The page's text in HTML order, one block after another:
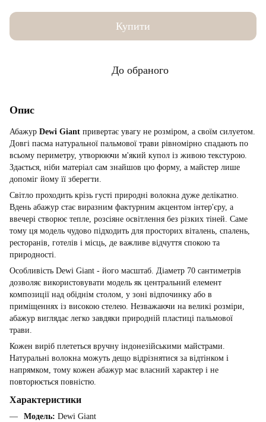
Купити
До обраного
Опис
Абажур Dewi Giant привертає увагу не розміром, а своїм силуетом.
Довгі пасма натуральної пальмової трави рівномірно спадають по
всьому периметру, утворюючи м'який купол із живою текстурою.
Здається, ніби матеріал сам знайшов цю форму, а майстер лише
допоміг йому її зберегти.
Світло проходить крізь густі природні волокна дуже делікатно.
Вдень абажур стає виразним фактурним акцентом інтер'єру, а
ввечері створює тепле, розсіяне освітлення без різких тіней. Саме
тому ця модель чудово підходить для просторих віталень, спалень,
ресторанів, готелів і місць, де важливе відчуття спокою та
природності.
Особливість Dewi Giant - його масштаб. Діаметр 70 сантиметрів
дозволяє використовувати модель як центральний елемент
композиції над обіднім столом, у зоні відпочинку або в
приміщеннях із високою стелею. Незважаючи на великі розміри,
абажур виглядає легко завдяки природній пластиці пальмової
трави.
Кожен виріб плететься вручну індонезійськими майстрами.
Натуральні волокна можуть дещо відрізнятися за відтінком і
напрямком, тому кожен абажур має власний характер і не
повторюється повністю.
Характеристики
Модель: Dewi Giant